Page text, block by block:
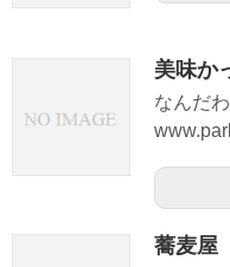
美味か
なんだ
蕎麦屋